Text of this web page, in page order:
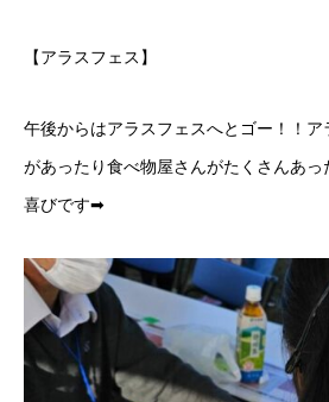
【アラスフェス】
午後からはアラスフェスへとゴー！！
があったり食べ物屋さんがたくさんあ
喜びです➡